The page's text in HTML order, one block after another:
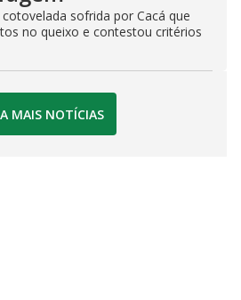
sofrida por Cacá que
no queixo e contestou critérios
MAIS NOTÍCIAS